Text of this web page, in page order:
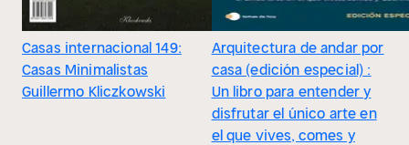
Casas internacional 149:
Casas Minimalistas
Guillermo Kliczkowski
Arquitectura de andar por
casa (edición especial) :
Un libro para entender y
disfrutar el único arte en
el que vives, comes y